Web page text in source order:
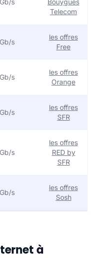
s
Bouygues
Telecom
s
les offres
Free
s
les offres
Orange
s
les offres
SFR
s
les offres
RED by
SFR
s
les offres
Sosh
à